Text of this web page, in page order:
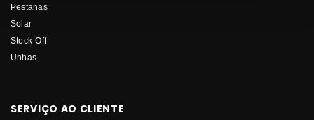
Pestanas
Solar
Stock-Off
Unhas
SERVIÇO AO CLIENTE